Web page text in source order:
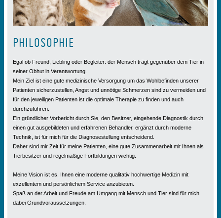
PHILOSOPHIE
Egal ob Freund, Liebling oder Begleiter: der Mensch trägt gegenüber dem Tier in
seiner Obhut in Verantwortung.
Mein Ziel ist eine gute medizinische Versorgung um das Wohlbefinden unserer
Patienten sicherzustellen, Angst und unnötige Schmerzen sind zu vermeiden und
für den jeweiligen Patienten ist die optimale Therapie zu finden und auch
durchzuführen.
Ein gründlicher Vorbericht durch Sie, den Besitzer, eingehende Diagnostik durch
einen gut ausgebildeten und erfahrenen Behandler, ergänzt durch moderne
Technik, ist für mich für die Diagnosestellung entscheidend.
Daher sind mir Zeit für meine Patienten, eine gute Zusammenarbeit mit Ihnen als
Tierbesitzer und regelmäßige Fortbildungen wichtig.
Meine Vision ist es, Ihnen eine moderne qualitativ hochwertige Medizin mit
exzellentem und persönlichem Service anzubieten.
Spaß an der Arbeit und Freude am Umgang mit Mensch und Tier sind für mich
dabei Grundvoraussetzungen.